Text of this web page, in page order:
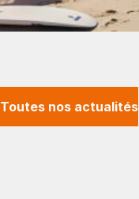
Toutes nos actualités